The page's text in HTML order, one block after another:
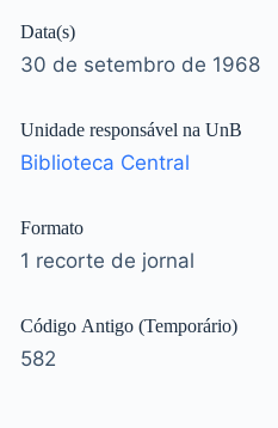
Data(s)
30 de setembro de 1968
Unidade responsável na UnB
Biblioteca Central
Formato
1 recorte de jornal
Código Antigo (Temporário)
582